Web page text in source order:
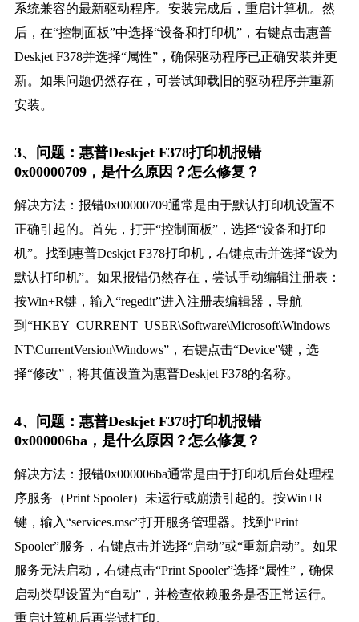
系统兼容的最新驱动程序。安装完成后，重启计算机。然
后，在“控制面板”中选择“设备和打印机”，右键点击惠普
Deskjet F378并选择“属性”，确保驱动程序已正确安装并更
新。如果问题仍然存在，可尝试卸载旧的驱动程序并重新
安装。
3、问题：惠普Deskjet F378打印机报错
0x00000709，是什么原因？怎么修复？
解决方法：报错0x00000709通常是由于默认打印机设置不
正确引起的。首先，打开“控制面板”，选择“设备和打印
机”。找到惠普Deskjet F378打印机，右键点击并选择“设为
默认打印机”。如果报错仍然存在，尝试手动编辑注册表：
按Win+R键，输入“regedit”进入注册表编辑器，导航
到“HKEY_CURRENT_USER\Software\Microsoft\Windows
NT\CurrentVersion\Windows”，右键点击“Device”键，选
择“修改”，将其值设置为惠普Deskjet F378的名称。
4、问题：惠普Deskjet F378打印机报错
0x000006ba，是什么原因？怎么修复？
解决方法：报错0x000006ba通常是由于打印机后台处理程
序服务（Print Spooler）未运行或崩溃引起的。按Win+R
键，输入“services.msc”打开服务管理器。找到“Print
Spooler”服务，右键点击并选择“启动”或“重新启动”。如果
服务无法启动，右键点击“Print Spooler”选择“属性”，确保
启动类型设置为“自动”，并检查依赖服务是否正常运行。
重启计算机后再尝试打印。